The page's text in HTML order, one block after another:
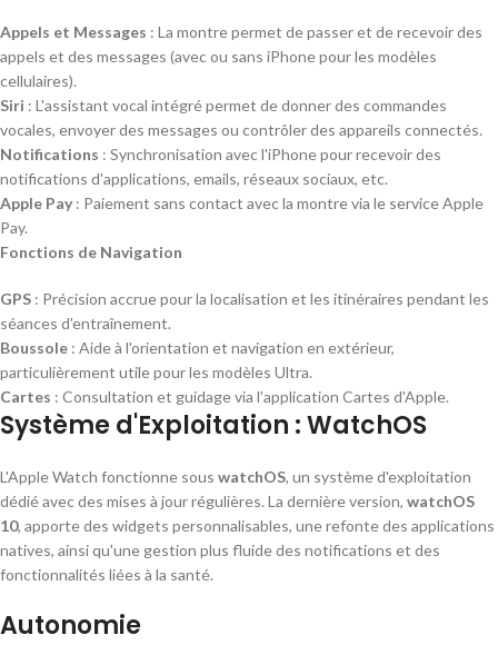
Appels et Messages : La montre permet de passer et de recevoir des
appels et des messages (avec ou sans iPhone pour les modèles
cellulaires).
Siri : L'assistant vocal intégré permet de donner des commandes
vocales, envoyer des messages ou contrôler des appareils connectés.
Notifications : Synchronisation avec l'iPhone pour recevoir des
notifications d'applications, emails, réseaux sociaux, etc.
Apple Pay : Paiement sans contact avec la montre via le service Apple
Pay.
Fonctions de Navigation
GPS : Précision accrue pour la localisation et les itinéraires pendant les
séances d'entraînement.
Boussole : Aide à l'orientation et navigation en extérieur,
particulièrement utile pour les modèles Ultra.
Cartes : Consultation et guidage via l'application Cartes d'Apple.
Système d'Exploitation : WatchOS
L'Apple Watch fonctionne sous watchOS, un système d'exploitation
dédié avec des mises à jour régulières. La dernière version, watchOS
10, apporte des widgets personnalisables, une refonte des applications
natives, ainsi qu'une gestion plus fluide des notifications et des
fonctionnalités liées à la santé.
Autonomie